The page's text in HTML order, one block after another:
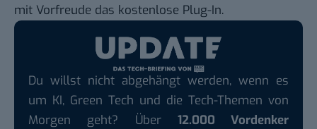
mit Vorfreude das kostenlose Plug-In.
Du willst nicht abgehängt werden, wenn es
um KI, Green Tech und die Tech-Themen von
Morgen geht? Über 12.000 Vordenker